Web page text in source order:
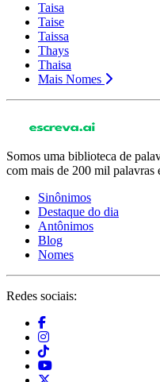
Taisa
Taise
Taissa
Thays
Thaisa
Mais Nomes
Somos uma biblioteca de
com mais de 200 mil palavras
Sinônimos
Destaque do dia
Antônimos
Blog
Nomes
Redes sociais: